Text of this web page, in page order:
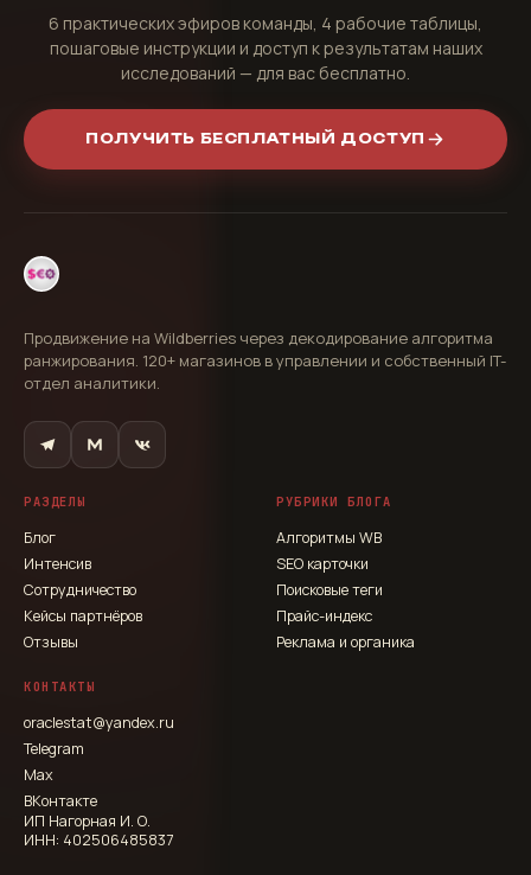
6 практических эфиров команды, 4 рабочие таблицы,
пошаговые инструкции и доступ к результатам наших
исследований — для вас бесплатно.
ПОЛУЧИТЬ БЕСПЛАТНЫЙ ДОСТУП
Продвижение на Wildberries через декодирование алгоритма
ранжирования. 120+ магазинов в управлении и собственный IT-
отдел аналитики.
РАЗДЕЛЫ
Блог
Интенсив
Сотрудничество
Кейсы партнёров
Отзывы
РУБРИКИ БЛОГА
Алгоритмы WB
SEO карточки
Поисковые теги
Прайс-индекс
Реклама и органика
КОНТАКТЫ
oraclestat@yandex.ru
Telegram
Max
ВКонтакте
ИП Нагорная И. О.
ИНН: 402506485837